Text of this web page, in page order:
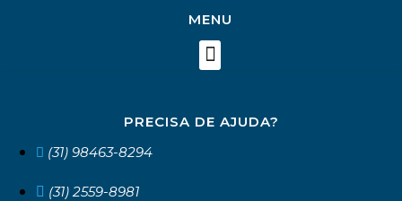
MENU
PRECISA DE AJUDA?
(31) 98463-8294
(31) 2559-8981